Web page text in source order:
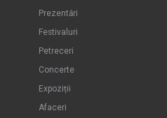
Prezentări
Festivaluri
Petreceri
Concerte
Expoziții
Afaceri